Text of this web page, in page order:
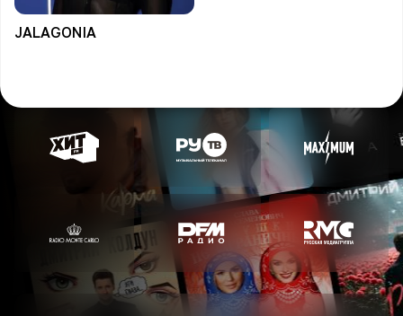
JALAGONIA